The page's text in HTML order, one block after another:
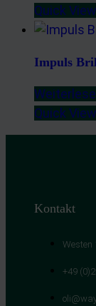
Quick View
Impuls
Quick View
Kontakt
Westen
+49